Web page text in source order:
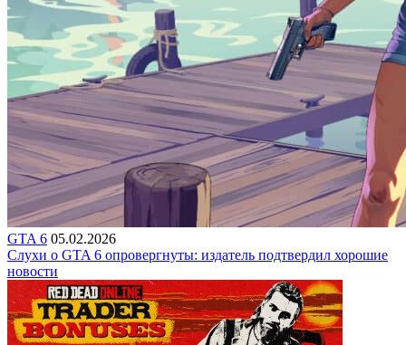
GTA 6 05.02.2026
Слухи о GTA 6 опровергнуты: издатель подтвердил хорошие
новости